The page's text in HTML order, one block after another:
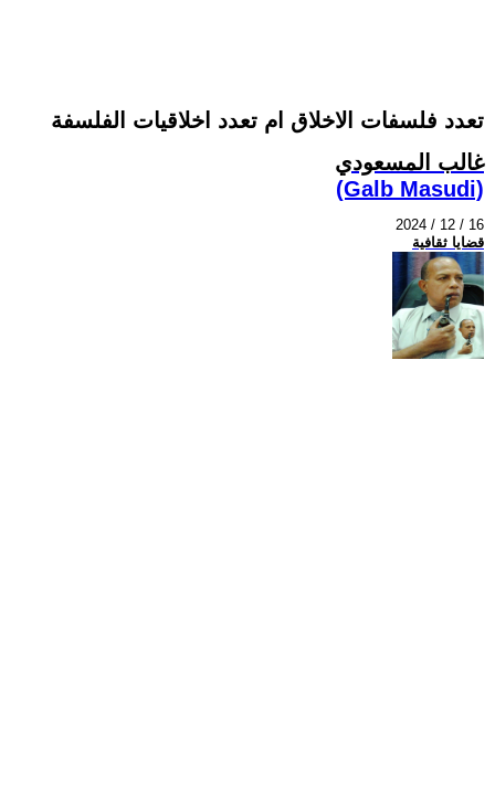
تعدد فلسفات الاخلاق ام تعدد اخلاقيات الفلسفة
غالب المسعودي
(Galb Masudi)
2024 / 12 / 16
قضايا ثقافية